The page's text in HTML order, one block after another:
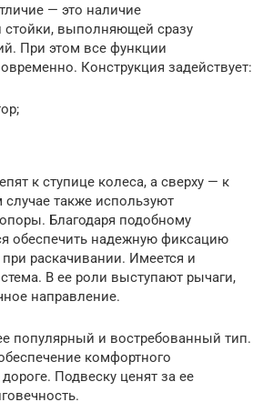
— это наличие
стойки, выполняющей сразу
При этом все функции
Конструкция задействует:
к ступице колеса, а сверху — к
случае также используют
Благодаря подобному
обеспечить надежную фиксацию
раскачивании. Имеется и
В ее роли выступают рычаги,
направление.
популярный и востребованный тип.
комфортного
Подвеску ценят за ее